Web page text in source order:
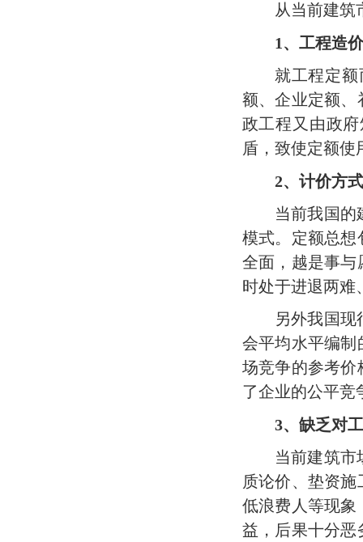
从当前建筑
1 、工程造
就工程定
额、企业定额、
政工程又由政
盾，致使定额使
2、计价方
当前我国
模式。定额总想
全面，越是事与
时处于进退两难
另外我国
会平均水平编制
场竞争的参考价
了企业的公平竞
3、缺乏对
当前建筑
质论价、垫资
低浪费人等现象
益，后果十分恶